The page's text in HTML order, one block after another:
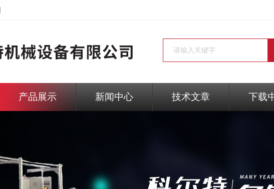
产品展示 新闻中心 技术文章 下载